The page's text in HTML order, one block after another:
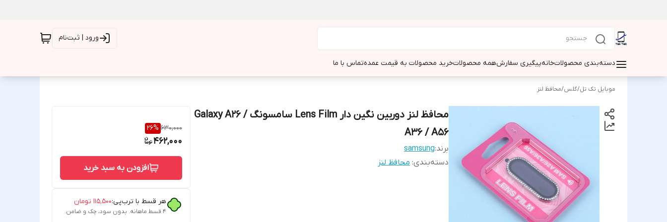
ورود | ثبت‌نام
دسته‌بندی محصولاتخانهپیگیری سفارشهمه محصولاتخرید محصولات به قیمت عمدهتماس با ما
موبایل تک تل/گلس/محافظ لنز
محافظ لنز دوربین نگین دار Lens Film سامسونگ Galaxy A26 /
A36 / A56
برند:samsung
دسته‌بندی: محافظ لنز
630,000
26%
462,000
افزودن به سبد خرید
هر قسط با ترب‌پی:۱۱۵٬۵۰۰ تومان
۴ قسط ماهانه. بدون سود، چک و ضامن.